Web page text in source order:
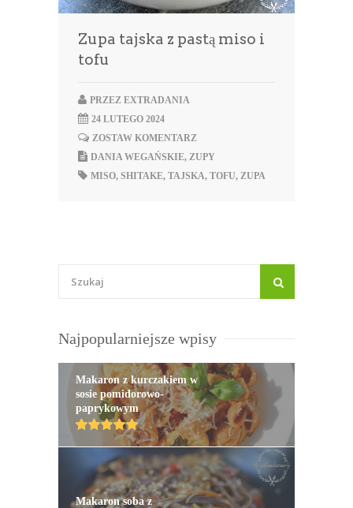
Zupa tajska z pastą miso i
tofu
PRZEZ EXTRADANIA
24 LUTEGO 2024
ZOSTAW KOMENTARZ
DANIA WEGAŃSKIE, ZUPY
MISO, SHITAKE, TAJSKA, TOFU, ZUPA
Najpopularniejsze wpisy
Makaron z kurczakiem w
sosie pomidorowo-
paprykowym
Makaron soba z